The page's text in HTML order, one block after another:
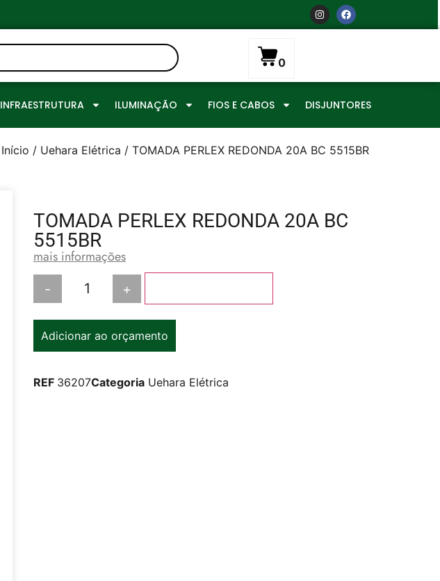
0
INFRAESTRUTURA ILUMINAÇÃO FIOS E CABOS DISJUNTORES
Início / Uehara Elétrica / TOMADA PERLEX REDONDA 20A BC 5515BR
TOMADA PERLEX REDONDA 20A BC
5515BR
mais informações
- +
Adicionar ao orçamento
REF 36207Categoria Uehara Elétrica